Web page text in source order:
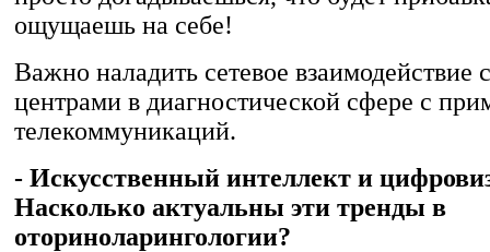
ощущаешь на себе!
Важно наладить сетевое
центрами в диагностической сфере с
телекоммуникаций.
- Искусственный интеллект и
Насколько актуальны эти тренды в
оториноларингологии?